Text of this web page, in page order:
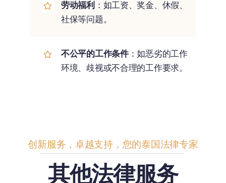
劳动福利 ：如工资、奖金、休假、
社保等问题。
不公平的工作条件：如恶劣的工作
环境、歧视或不合理的工作要求。
创新服务，卓越支持，您的泰国法律专家
其他法律服务